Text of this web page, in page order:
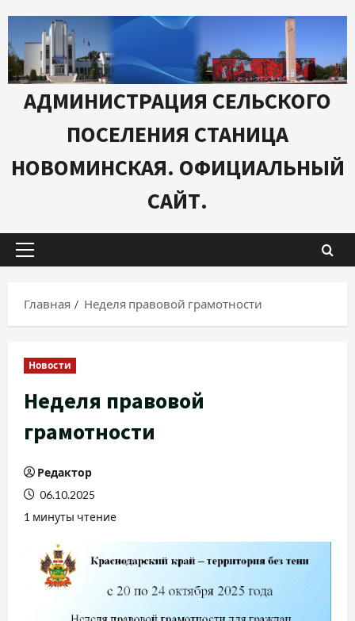
содержимому
АДМИНИСТРАЦИЯ СЕЛЬСКОГО
ПОСЕЛЕНИЯ СТАНИЦА
НОВОМИНСКАЯ. ОФИЦИАЛЬНЫЙ
САЙТ.
Основное
Главная
Неделя правовой грамотности
Новости
Неделя правовой
грамотности
Редактор
06.10.2025
1 минуты чтение